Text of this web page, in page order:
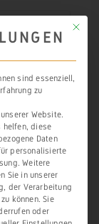
der
Mit
sind essenziell,
zu
Website.
helfen, diese
Daten
personalisierte
Weitere
Sie in unserer
der Verarbeitung
können. Sie
oder